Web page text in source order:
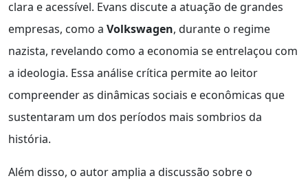
clara e acessível. Evans discute a atuação de grandes
empresas, como a Volkswagen, durante o regime
nazista, revelando como a economia se entrelaçou com
a ideologia. Essa análise crítica permite ao leitor
compreender as dinâmicas sociais e econômicas que
sustentaram um dos períodos mais sombrios da
história.
Além disso, o autor amplia a discussão sobre o